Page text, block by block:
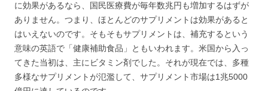
に効果があるなら、国民医療費が毎年数兆円も増加するはずが
ありません。つまり、ほとんどのサプリメントは効果があると
はいえないのです。そもそもサプリメントは、補充するという
意味の英語で「健康補助食品」ともいわれます。米国から入っ
てきた当初は、主にビタミン剤でした。それが現在では、多種
多様なサプリメントが氾濫して、サプリメント市場は1兆5000